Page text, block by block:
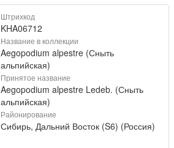
Штрихкод
KHA06712
Название в коллекции
Aegopodium alpestre (Сныть
альпийская)
Принятое название
Aegopodium alpestre Ledeb. (Сныть
альпийская)
Районирование
Сибирь, Дальний Восток (S6) (Россия)